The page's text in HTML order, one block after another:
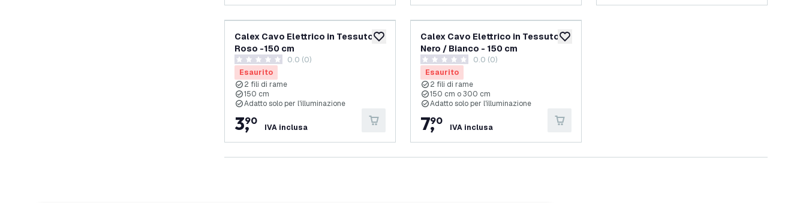
aggiungi alla lista desideri
Calex Cavo Elettrico in Tessuto -
Roso -150 cm
0 stelle di valutazione
0.0 (0)
Esaurito
2 fili di rame
150 cm
Adatto solo per l'illuminazione
3,
90
IVA inclusa
aggiungi alla lista desideri
Calex Cavo Elettrico in Tessuto -
Nero / Bianco - 150 cm
0 stelle di valutazione
0.0 (0)
Esaurito
2 fili di rame
150 cm o 300 cm
Adatto solo per l'illuminazione
7,
90
IVA inclusa